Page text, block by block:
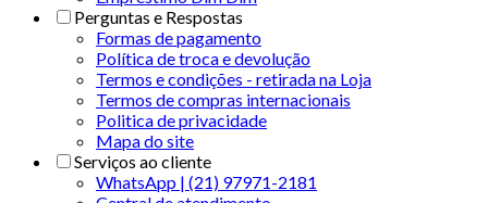
Perguntas e Respostas
Formas de pagamento
Política de troca e devolução
Termos e condições - retirada na Loja
Termos de compras internacionais
Politica de privacidade
Mapa do site
Serviços ao cliente
WhatsApp | (21) 97971-2181